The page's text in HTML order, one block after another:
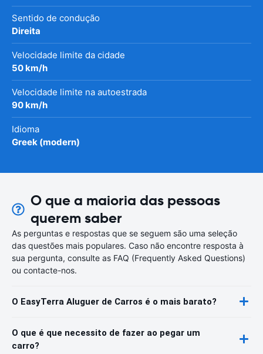
Sentido de condução
Direita
Velocidade limite da cidade
50 km/h
Velocidade limite na autoestrada
90 km/h
Idioma
Greek (modern)
O que a maioria das pessoas
querem saber
As perguntas e respostas que se seguem são uma seleção
das questões mais populares. Caso não encontre resposta à
sua pergunta, consulte as FAQ (Frequently Asked Questions)
ou contacte-nos.
O EasyTerra Aluguer de Carros é o mais barato?
O que é que necessito de fazer ao pegar um
carro?